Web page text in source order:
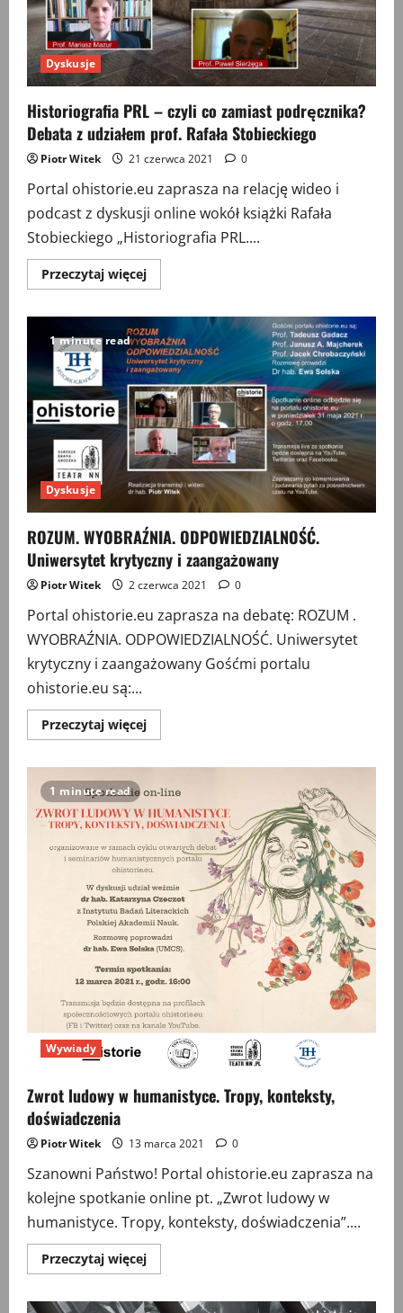
Dyskusje
Historiografia PRL – czyli co zamiast podręcznika?
Debata z udziałem prof. Rafała Stobieckiego
Piotr Witek 21 czerwca 2021 0
Portal ohistorie.eu zaprasza na relację wideo i
podcast z dyskusji online wokół książki Rafała
Stobieckiego „Historiografia PRL....
Przeczytaj więcejPrzeczytaj
więcej
–
czyli
co
zamiast
podręcznika?
Debata
z
udziałem
prof.
Rafała
Stobieckiego
1 minute read
Dyskusje
ROZUM. WYOBRAŹNIA. ODPOWIEDZIALNOŚĆ.
Uniwersytet krytyczny i zaangażowany
Piotr Witek 2 czerwca 2021 0
Portal ohistorie.eu zaprasza na debatę: ROZUM .
WYOBRAŹNIA. ODPOWIEDZIALNOŚĆ. Uniwersytet
krytyczny i zaangażowany Gośćmi portalu
ohistorie.eu są:...
Przeczytaj więcejPrzeczytaj
więcej
ODPOWIEDZIALNOŚĆ.
Uniwersytet
krytyczny
i
zaangażowany
1 minute read
Wywiady
Zwrot ludowy w humanistyce. Tropy, konteksty,
doświadczenia
Piotr Witek 13 marca 2021 0
Szanowni Państwo! Portal ohistorie.eu zaprasza na
kolejne spotkanie online pt. „Zwrot ludowy w
humanistyce. Tropy, konteksty, doświadczenia”....
Przeczytaj więcejPrzeczytaj
więcej
ludowy